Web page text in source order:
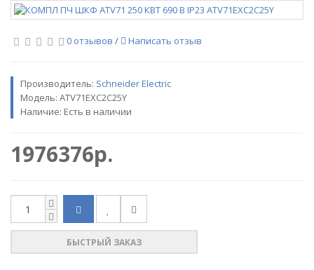
0 отзывов / Написать отзыв
Производитель: Sсhneider Electric
Модель: ATV71EXC2C25Y
Наличие: Есть в наличии
1976376р.
БЫСТРЫЙ ЗАКАЗ